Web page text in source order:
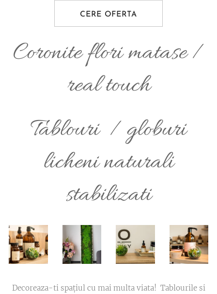
CERE OFERTA
Coronite flori matase /
real touch
Tablouri / globuri
licheni naturali
stabilizati
Decoreaza-ti spațiul cu mai multa viata! Tablourile si